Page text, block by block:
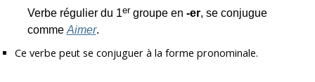
Verbe régulier du 1ergroupe en -er, se conjugue
comme Aimer.
Ce verbe peut se conjuguer à la forme pronominale.